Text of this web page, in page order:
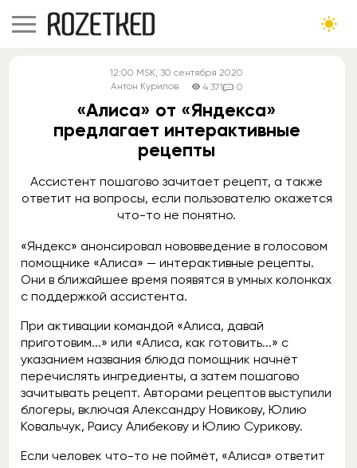
12:00 MSK, 30 сентября 2020
Антон Курилов
4 371 0
«Алиса» от «Яндекса»
предлагает интерактивные
рецепты
Ассистент пошагово зачитает рецепт, а также
ответит на вопросы, если пользователю окажется
что-то не понятно.
«Яндекс» анонсировал нововведение в голосовом
помощнике «Алиса» — интерактивные рецепты.
Они в ближайшее время появятся в умных колонках
с поддержкой ассистента.
При активации командой «Алиса, давай
приготовим...» или «Алиса, как готовить...» с
указанием названия блюда помощник начнёт
перечислять ингредиенты, а затем пошагово
зачитывать рецепт. Авторами рецептов выступили
блогеры, включая Александру Новикову, Юлию
Ковальчук, Раису Алибекову и Юлию Сурикову.
Если человек что-то не поймёт, «Алиса» ответит